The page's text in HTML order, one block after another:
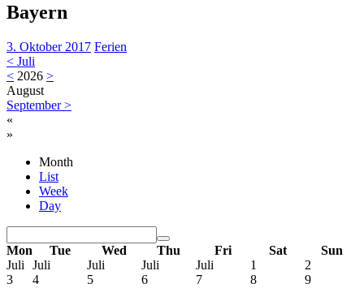
Bayern
3. Oktober 2017 Ferien
< Juli
< 2026 >
August
September>
«
»
Month
List
Week
Day
Mon Tue Wed Thu Fri Sat
Sun
Juli
Juli Juli Juli Juli 1
2
3
4 5 6 7 8
9